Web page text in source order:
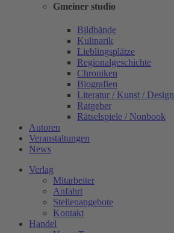
Gmeiner studio
Bildbände
Kulinarik
Lieblingsplätze
Regionalgeschichte
Chroniken
Biografien
Literatur / Kunst / Design
Ratgeber
Rätselspiele / Nonbook
Autoren
Veranstaltungen
News
Verlag
Mitarbeiter
Anfahrt
Stellenangebote
Kontakt
Handel